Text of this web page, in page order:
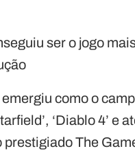
ser o jogo
emergiu como o
‘Diablo 4’ e
prestigiado The